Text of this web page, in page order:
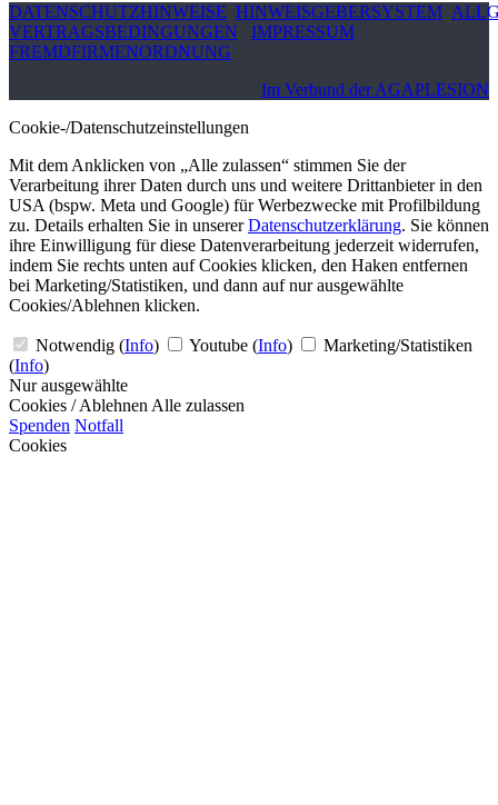
DATENSCHUTZHINWEISE HINWEISGEBERSYSTEM
VERTRAGSBEDINGUNGEN
IMPRESSUM
FREMDFIRMENORDNUNG
Im Verbund der AGAPLESION
Cookie-/Datenschutzeinstellungen
Mit dem Anklicken von „Alle zulassen“ stimmen Sie der
Verarbeitung ihrer Daten durch uns und weitere Drittanbieter in den
USA (bspw. Meta und Google) für Werbezwecke mit Profilbildung
zu. Details erhalten Sie in unsererDatenschutzerklärung. Sie können
ihre Einwilligung für diese Datenverarbeitung jederzeit widerrufen,
indem Sie rechts unten auf Cookies klicken, den Haken entfernen
bei Marketing/Statistiken, und dann auf nur ausgewählte
Cookies/Ablehnen klicken.
Notwendig (Info) Youtube (Info)
Marketing/Statistiken
(Info)
Nur ausgewählte
Cookies / Ablehnen Alle zulassen
Spenden Notfall
Cookies